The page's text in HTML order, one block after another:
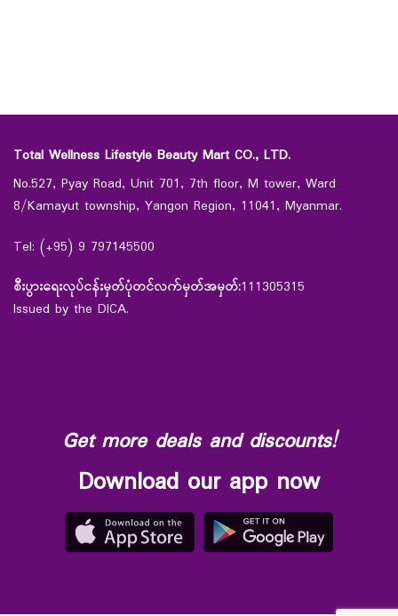
Total Wellness Lifestyle Beauty Mart CO., LTD.
No.527, Pyay Road, Unit 701, 7th floor, M tower, Ward
8/Kamayut township, Yangon Region, 11041, Myanmar.
Tel: (+95) 9 797145500
စီးပွားရေးလုပ်ငန်းမှတ်ပုံတင်လက်မှတ်အမှတ်:111305315
Issued by the DICA.
Get more deals and discounts!
Download our app now